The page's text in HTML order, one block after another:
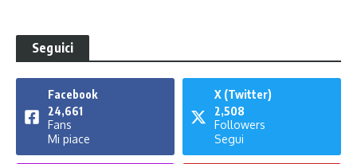
Seguici
Facebook
24,661
Fans
Mi piace
X (Twitter)
2,508
Followers
Segui